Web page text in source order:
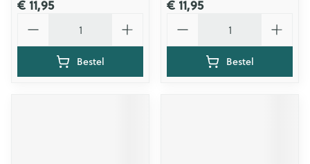
€ 11,95
Bestel
€ 11,95
Bestel